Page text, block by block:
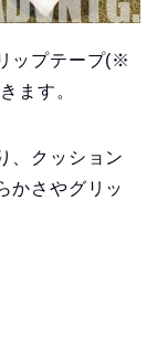
ップテープ(※
ます。
、クッション
かさやグリッ